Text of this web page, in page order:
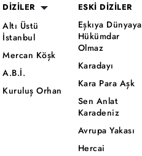
DİZİLER
Altı Üstü
İstanbul
Mercan Köşk
A.B.İ.
Kuruluş Orhan
ESKİ DİZİLER
Eşkıya Dünyaya
Hükümdar
Olmaz
Karadayı
Kara Para Aşk
Sen Anlat
Karadeniz
Avrupa Yakası
Hercai